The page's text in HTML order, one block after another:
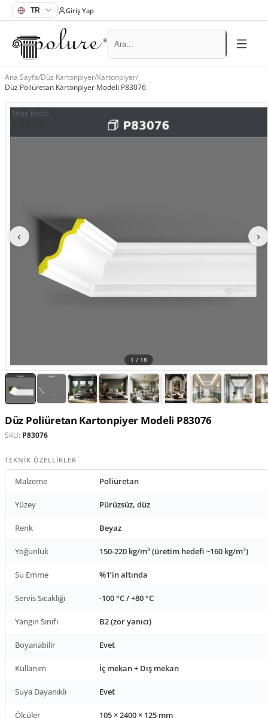
Giriş Yap
Ana Sayfa/Düz Kartonpiyer/Kartonpiyer/
Düz Poliüretan Kartonpiyer Modeli P83076
Ürün Kodu:
‹ ›
1 / 18
Düz Poliüretan Kartonpiyer Modeli P83076
SKU: P83076
TEKNIK ÖZELLIKLER
Malzeme Poliüretan
Yüzey Pürüzsüz, düz
Renk Beyaz
Yoğunluk 150-220 kg/m³ (üretim hedefi ~160 kg/m³)
Su Emme %1’in altında
Servis Sıcaklığı -100 °C / +80 °C
Yangın Sınıfı B2 (zor yanıcı)
Boyanabilir Evet
Kullanım İç mekan + Dış mekan
Suya Dayanıklı Evet
Ölçüler 105 × 2400 × 125 mm